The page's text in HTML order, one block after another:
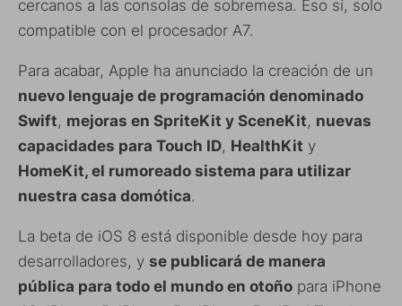
cercanos a las consolas de sobremesa. Eso sí, solo
compatible con el procesador A7.
Para acabar, Apple ha anunciado la creación de un
nuevo lenguaje de programación denominado
Swift, mejoras en SpriteKit y SceneKit, nuevas
capacidades para Touch ID, HealthKit y
HomeKit, el rumoreado sistema para utilizar
nuestra casa domótica.
La beta de iOS 8 está disponible desde hoy para
desarrolladores, y se publicará de manera
pública para todo el mundo en otoño para iPhone